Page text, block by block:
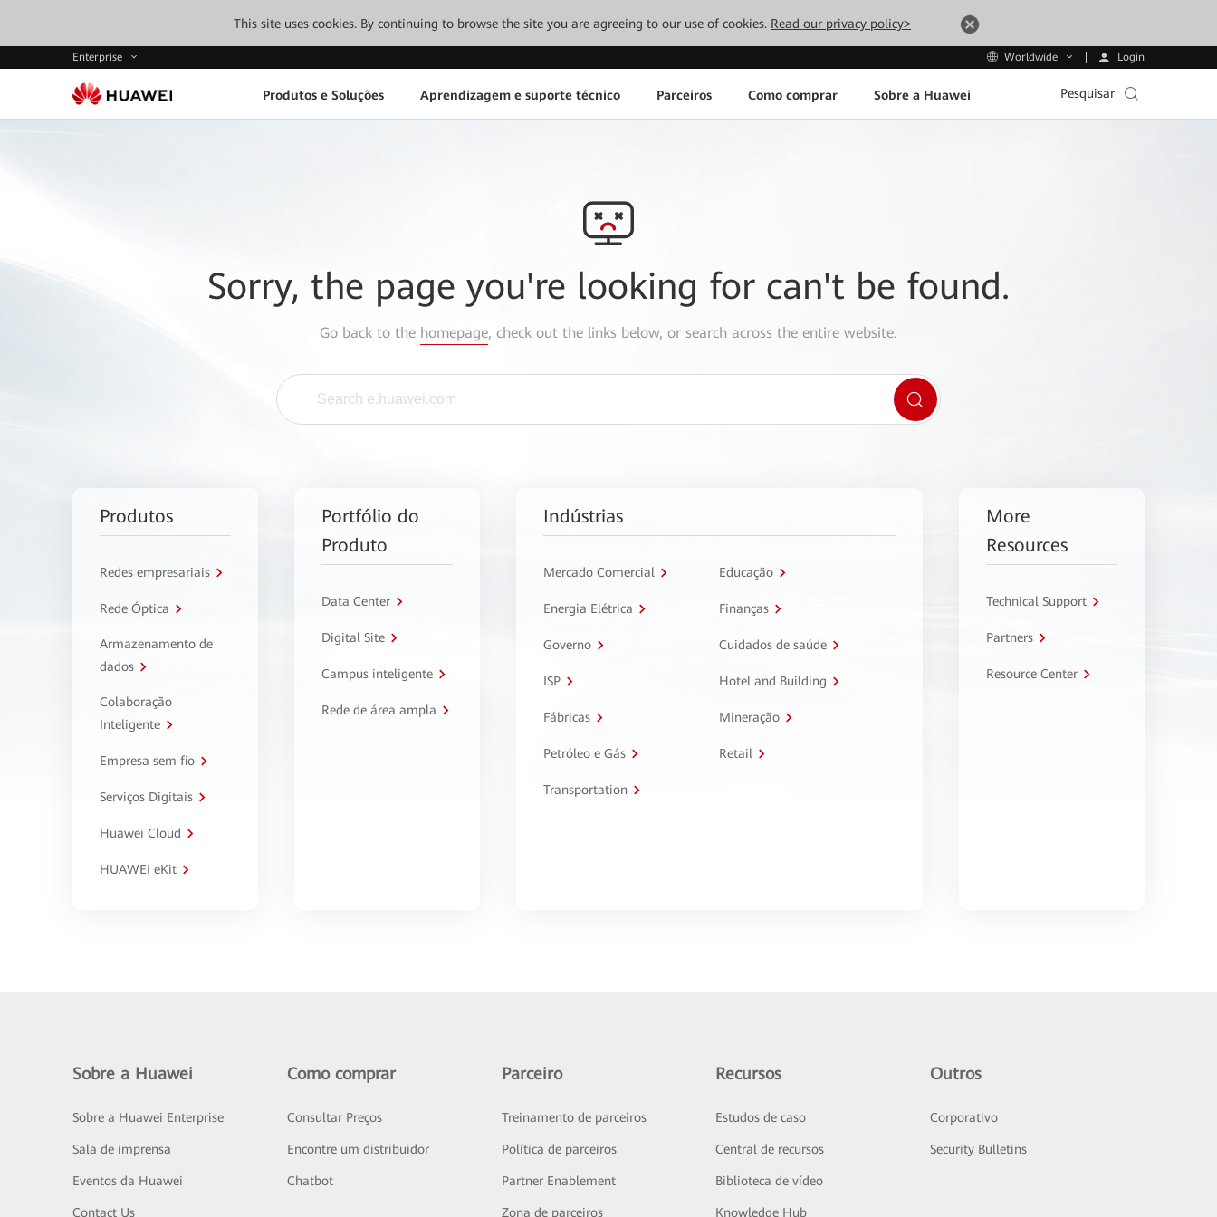
This site uses cookies. By continuing to browse the site you are agreeing to our use of cookies. Read our privacy policy>
Enterprise Worldwide Login
Produtos e Soluções Aprendizagem e suporte técnico Parceiros Como comprar Sobre a Huawei Pesquisar
Sorry, the page you're looking for can't be found.
Go back to the homepage, check out the links below, or search across the entire website.
Produtos
Redes empresariais
Rede Óptica
Armazenamento de
dados
Colaboração
Inteligente
Empresa sem fio
Serviços Digitais
Huawei Cloud
HUAWEI eKit
Portfólio do
Produto
Data Center
Digital Site
Campus inteligente
Rede de área ampla
Indústrias
Mercado Comercial Educação
Energia Elétrica Finanças
Governo Cuidados de saúde
ISP Hotel and Building
Fábricas Mineração
Petróleo e Gás Retail
Transportation
More
Resources
Technical Support
Partners
Resource Center
Sobre a Huawei
Sobre a Huawei Enterprise
Sala de imprensa
Eventos da Huawei
Contact Us
Como comprar
Consultar Preços
Encontre um distribuidor
Chatbot
Parceiro
Treinamento de parceiros
Política de parceiros
Partner Enablement
Zona de parceiros
Recursos
Estudos de caso
Central de recursos
Biblioteca de vídeo
Knowledge Hub
Outros
Corporativo
Security Bulletins